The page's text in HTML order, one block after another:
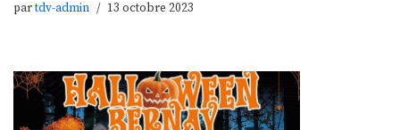
partdv-admin 13 octobre 2023